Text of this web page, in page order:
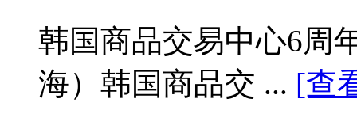
韩国商品交易中心6周
海）韩国商品交 ... [查